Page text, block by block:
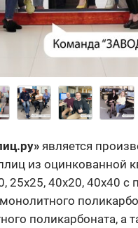
является
из оцинкованной
25x25, 40x20, 40х40 с
поликарбоната, а